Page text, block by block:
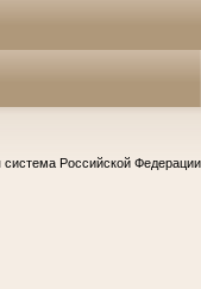
система Российской